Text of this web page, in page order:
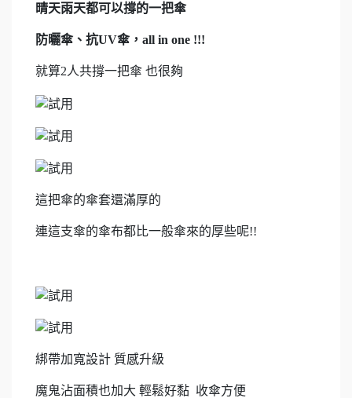
晴天雨天都可以撐的一把傘
防曬傘、抗UV傘，all in one !!!
就算2人共撐一把傘 也很夠
這把傘的傘套還滿厚的
連這支傘的傘布都比一般傘來的厚些呢!!
綁帶加寬設計 質感升級
魔鬼沾面積也加大 輕鬆好黏 收傘方便